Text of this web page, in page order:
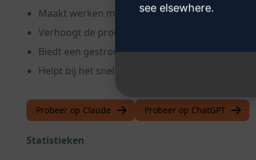
Maakt werken met complexe code eenvoudiger
Verhoogt de productiviteit bij het ontwikkelen
Biedt een gestroomlijnde ervaring voor het
Helpt bij het sneller oplossen van problemen
Probeer op Claude Probeer op ChatGPT
Statistieken
see elsewhere.